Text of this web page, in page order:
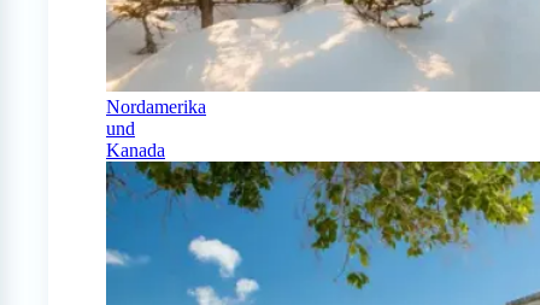
Nordamerika
und
Kanada